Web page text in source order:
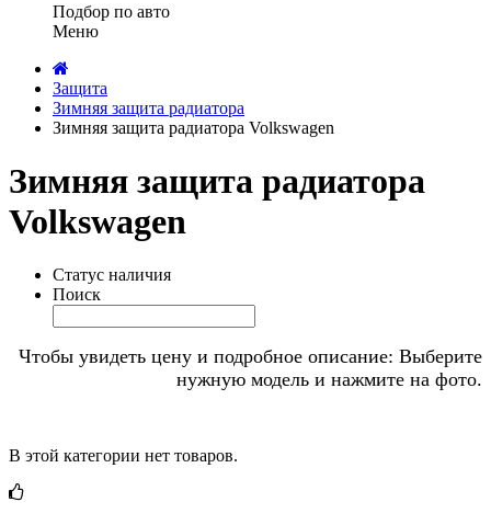
Подбор по авто
Меню
Защита
Зимняя защита радиатора
Зимняя защита радиатора Volkswagen
Зимняя защита радиатора
Volkswagen
Статус наличия
Поиск
Чтобы увидеть цену и подробное описание: Выберите
нужную модель и нажмите на фото.
В этой категории нет товаров.